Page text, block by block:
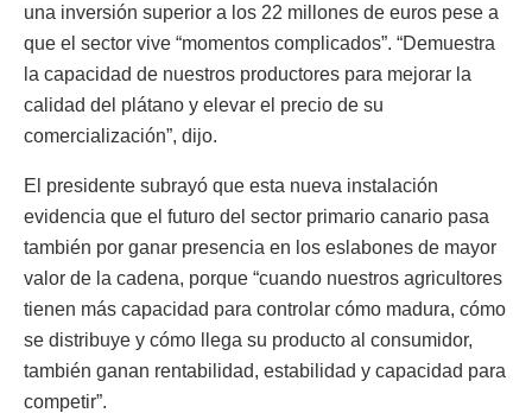
una inversión superior a los 22 millones de euros pese a
que el sector vive “momentos complicados”. “Demuestra
la capacidad de nuestros productores para mejorar la
calidad del plátano y elevar el precio de su
comercialización”, dijo.
El presidente subrayó que esta nueva instalación
evidencia que el futuro del sector primario canario pasa
también por ganar presencia en los eslabones de mayor
valor de la cadena, porque “cuando nuestros agricultores
tienen más capacidad para controlar cómo madura, cómo
se distribuye y cómo llega su producto al consumidor,
también ganan rentabilidad, estabilidad y capacidad para
competir”.